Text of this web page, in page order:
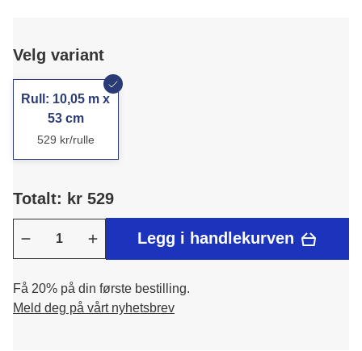
Velg variant
Rull: 10,05 m x
53 cm
529 kr/rulle
Totalt: kr 529
Legg i handlekurven
Få 20% på din første bestilling.
Meld deg på vårt nyhetsbrev